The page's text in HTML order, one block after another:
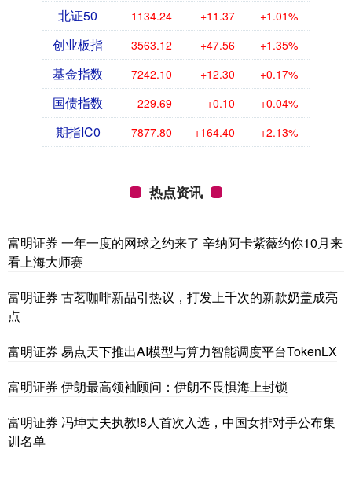
北证50 1134.24 +11.37 +1.01%
创业板指 3563.12 +47.56 +1.35%
基金指数 7242.10 +12.30 +0.17%
国债指数 229.69 +0.10 +0.04%
期指IC0 7877.80 +164.40 +2.13%
热点资讯
富明证券 一年一度的网球之约来了 辛纳阿卡紫薇约你10月来
看上海大师赛
富明证券 古茗咖啡新品引热议，打发上千次的新款奶盖成亮
点
富明证券 易点天下推出AI模型与算力智能调度平台TokenLX
富明证券 伊朗最高领袖顾问：伊朗不畏惧海上封锁
富明证券 冯坤丈夫执教!8人首次入选，中国女排对手公布集
训名单